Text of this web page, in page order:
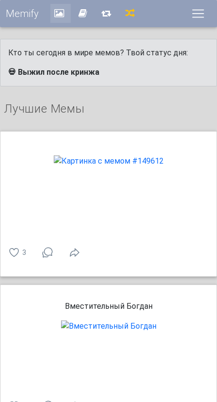
Memify
Кто ты сегодня в мире мемов? Твой статус дня:
💀 Выжил после кринжа
Лучшие Мемы
3
Вместительный Богдан